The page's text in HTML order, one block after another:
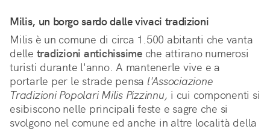
Milis, un borgo sardo dalle vivaci tradizioni
Milis è un comune di circa 1.500 abitanti che vanta
delle tradizioni antichissime che attirano numerosi
turisti durante l'anno. A mantenerle vive e a
portarle per le strade pensa l'Associazione
Tradizioni Popolari Milis Pizzinnu, i cui componenti si
esibiscono nelle principali feste e sagre che si
svolgono nel comune ed anche in altre località della